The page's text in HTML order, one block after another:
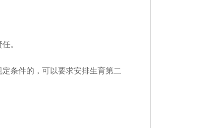
。
条件的，可以要求安排生育第二